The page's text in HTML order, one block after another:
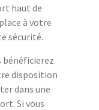
haut de
à votre
sécurité.
bénéficierez
disposition
dans une
Si vous